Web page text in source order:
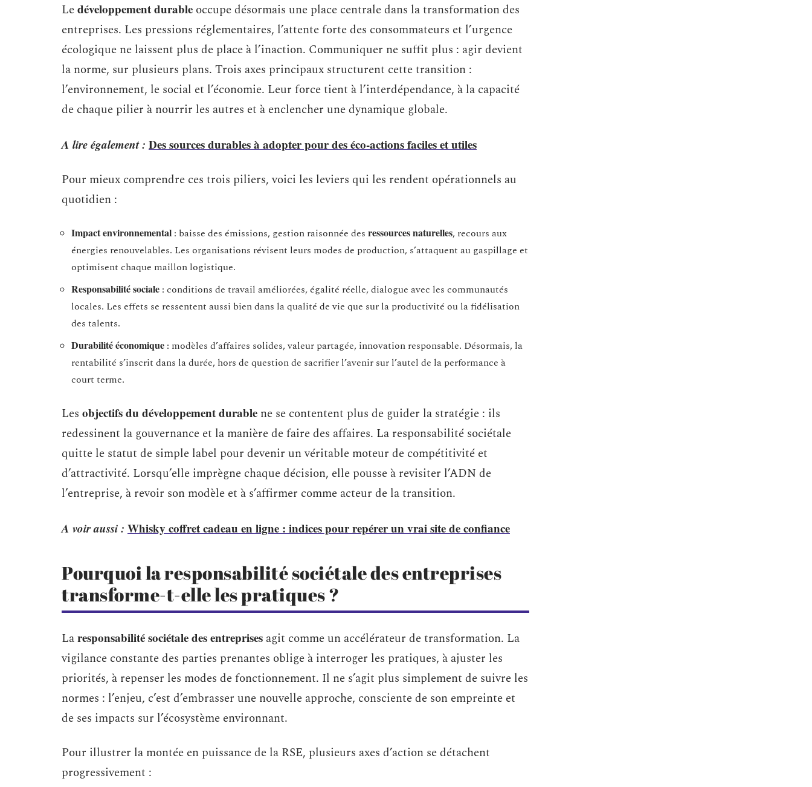
Ledéveloppement durable occupe désormais une place centrale dans la transformation des
entreprises. Les pressions réglementaires, l’attente forte des consommateurs et l’urgence
écologique ne laissent plus de place à l’inaction. Communiquer ne suffit plus : agir devient
la norme, sur plusieurs plans. Trois axes principaux structurent cette transition :
l’environnement, le social et l’économie. Leur force tient à l’interdépendance, à la capacité
de chaque pilier à nourrir les autres et à enclencher une dynamique globale.
A lire également : Des sources durables à adopter pour des éco-actions faciles et utiles
Pour mieux comprendre ces trois piliers, voici les leviers qui les rendent opérationnels au
quotidien :
Impact environnemental : baisse des émissions, gestion raisonnée des ressources naturelles, recours aux
énergies renouvelables. Les organisations révisent leurs modes de production, s’attaquent au gaspillage et
optimisent chaque maillon logistique.
Responsabilité sociale : conditions de travail améliorées, égalité réelle, dialogue avec les communautés
locales. Les effets se ressentent aussi bien dans la qualité de vie que sur la productivité ou la fidélisation
des talents.
Durabilité économique : modèles d’affaires solides, valeur partagée, innovation responsable. Désormais, la
rentabilité s’inscrit dans la durée, hors de question de sacrifier l’avenir sur l’autel de la performance à
court terme.
Les objectifs du développement durable ne se contentent plus de guider la stratégie : ils
redessinent la gouvernance et la manière de faire des affaires. La responsabilité sociétale
quitte le statut de simple label pour devenir un véritable moteur de compétitivité et
d’attractivité. Lorsqu’elle imprègne chaque décision, elle pousse à revisiter l’ADN de
l’entreprise, à revoir son modèle et à s’affirmer comme acteur de la transition.
A voir aussi : Whisky coffret cadeau en ligne : indices pour repérer un vrai site de confiance
Pourquoi la responsabilité sociétale des entreprises
transforme-t-elle les pratiques ?
Laresponsabilité sociétale des entreprises agit comme un accélérateur de transformation. La
vigilance constante des parties prenantes oblige à interroger les pratiques, à ajuster les
priorités, à repenser les modes de fonctionnement. Il ne s’agit plus simplement de suivre les
normes : l’enjeu, c’est d’embrasser une nouvelle approche, consciente de son empreinte et
de ses impacts sur l’écosystème environnant.
Pour illustrer la montée en puissance de la RSE, plusieurs axes d’action se détachent
progressivement :